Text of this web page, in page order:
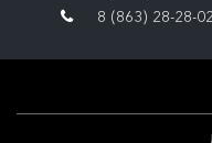
8 (863) 28-28-